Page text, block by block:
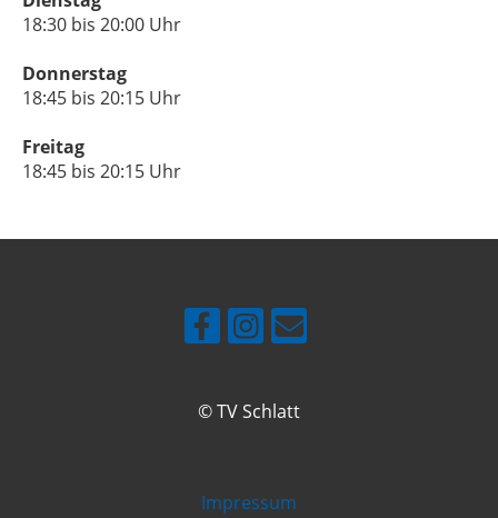
18:30 bis 20:00 Uhr
Donnerstag
18:45 bis 20:15 Uhr
Freitag
18:45 bis 20:15 Uhr
© TV Schlatt
Impressum